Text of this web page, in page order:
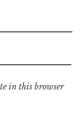
in this browser